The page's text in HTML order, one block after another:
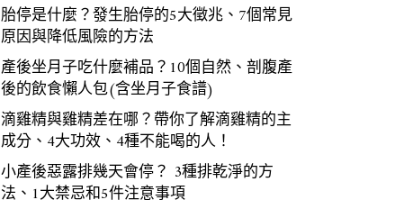
胎停是什麼？發生胎停的5大徵兆、7個常見
原因與降低風險的方法
產後坐月子吃什麼補品？10個自然、剖腹產
後的飲食懶人包(含坐月子食譜)
滴雞精與雞精差在哪？帶你了解滴雞精的主
成分、4大功效、4種不能喝的人！
小產後惡露排幾天會停？ 3種排乾淨的方
法、1大禁忌和5件注意事項